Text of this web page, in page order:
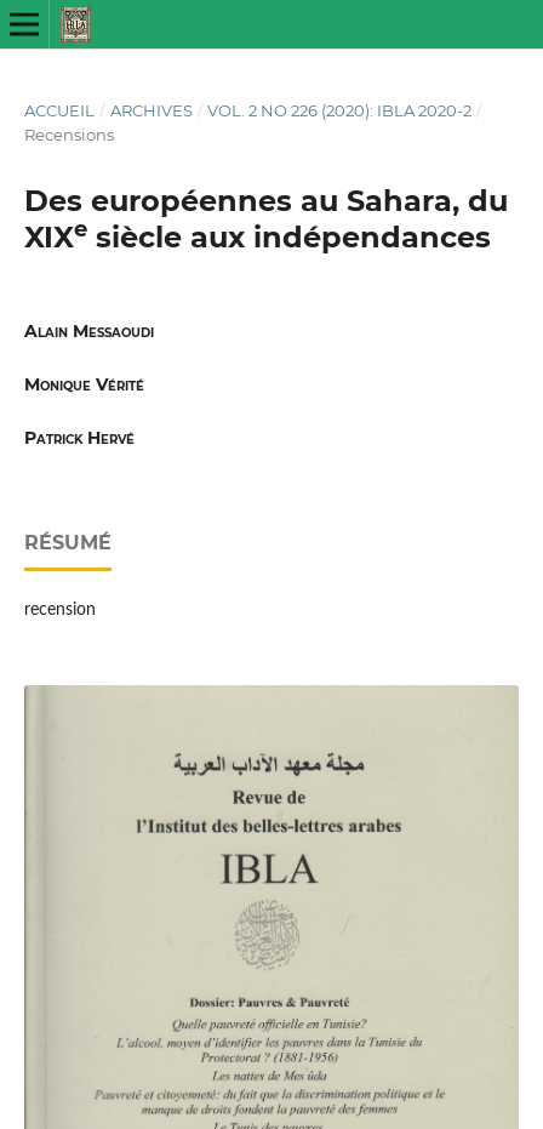
ACCUEIL / ARCHIVES / VOL. 2 NO 226 (2020): IBLA 2020-2 /
Recensions
Des européennes au Sahara, du
XIXesiècle aux indépendances
Alain Messaoudi
Monique Vérité
Patrick Hervé
RÉSUMÉ
recension